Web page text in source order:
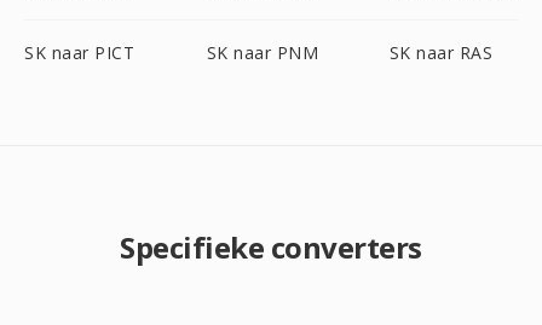
SK naar PICT SK naar PNM SK naar RAS
Specifieke converters